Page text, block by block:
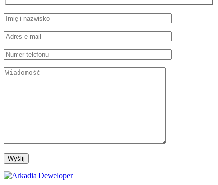
Przejdź